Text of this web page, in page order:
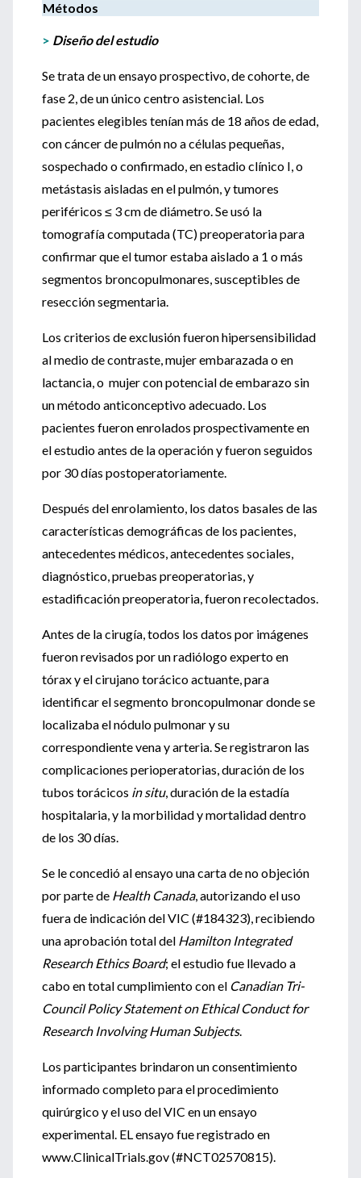
Métodos
> Diseño del estudio
Se trata de un ensayo prospectivo, de cohorte, de
fase 2, de un único centro asistencial. Los
pacientes elegibles tenían más de 18 años de edad,
con cáncer de pulmón no a células pequeñas,
sospechado o confirmado, en estadio clínico I, o
metástasis aisladas en el pulmón, y tumores
periféricos ≤ 3 cm de diámetro. Se usó la
tomografía computada (TC) preoperatoria para
confirmar que el tumor estaba aislado a 1 o más
segmentos broncopulmonares, susceptibles de
resección segmentaria.
Los criterios de exclusión fueron hipersensibilidad
al medio de contraste, mujer embarazada o en
lactancia, o mujer con potencial de embarazo sin
un método anticonceptivo adecuado. Los
pacientes fueron enrolados prospectivamente en
el estudio antes de la operación y fueron seguidos
por 30 días postoperatoriamente.
Después del enrolamiento, los datos basales de las
características demográficas de los pacientes,
antecedentes médicos, antecedentes sociales,
diagnóstico, pruebas preoperatorias, y
estadificación preoperatoria, fueron recolectados.
Antes de la cirugía, todos los datos por imágenes
fueron revisados por un radiólogo experto en
tórax y el cirujano torácico actuante, para
identificar el segmento broncopulmonar donde se
localizaba el nódulo pulmonar y su
correspondiente vena y arteria. Se registraron las
complicaciones perioperatorias, duración de los
tubos torácicos in situ, duración de la estadía
hospitalaria, y la morbilidad y mortalidad dentro
de los 30 días.
Se le concedió al ensayo una carta de no objeción
por parte de Health Canada, autorizando el uso
fuera de indicación del VIC (#184323), recibiendo
una aprobación total del Hamilton Integrated
Research Ethics Board; el estudio fue llevado a
cabo en total cumplimiento con el Canadian Tri-
Council Policy Statement on Ethical Conduct for
Research Involving Human Subjects.
Los participantes brindaron un consentimiento
informado completo para el procedimiento
quirúrgico y el uso del VIC en un ensayo
experimental. EL ensayo fue registrado en
www.ClinicalTrials.gov (#NCT02570815).